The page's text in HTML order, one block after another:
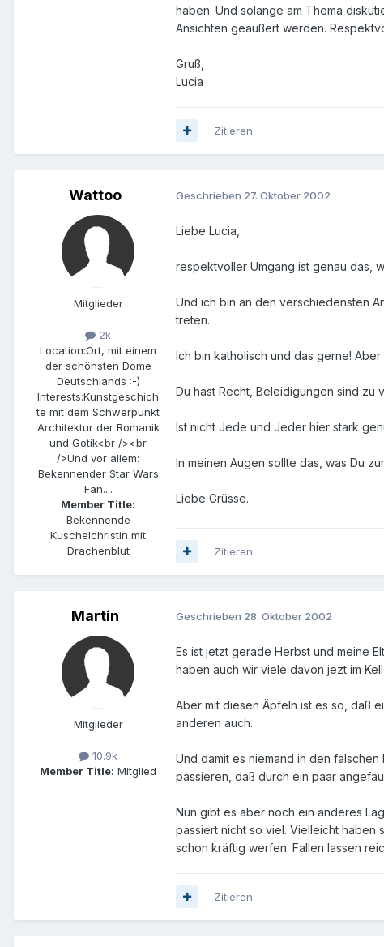
haben. Und solange am Thema
Ansichten geäußert werden.
Gruß,
Lucia
Zitieren
Wattoo
Mitglieder
2k
Location:Ort, mit einem
der schönsten Dome
Deutschlands :-)
Interests:Kunstgeschich
te mit dem Schwerpunkt
Architektur der Romanik
und Gotik<br /><br
/>Und vor allem:
Bekennender Star Wars
Fan....
Member Title:
Bekennende
Kuschelchristin mit
Drachenblut
Geschrieben 27. Oktober 2002
Liebe Lucia,
respektvoller Umgang ist genau das,
Und ich bin an den verschiedensten
treten.
Ich bin katholisch und das gerne!
Du hast Recht, Beleidigungen sind zu
Ist nicht Jede und Jeder hier stark
In meinen Augen sollte das, was Du
Liebe Grüsse.
Zitieren
Martin
Mitglieder
10.9k
Member Title: Mitglied
Geschrieben 28. Oktober 2002
Es ist jetzt gerade Herbst und meine
haben auch wir viele davon jezt im
Aber mit diesen Äpfeln ist es so, daß
anderen auch.
Und damit es niemand in den
passieren, daß durch ein paar
Nun gibt es aber noch ein anderes
passiert nicht so viel. Vielleicht haben
schon kräftig werfen. Fallen lassen
Zitieren